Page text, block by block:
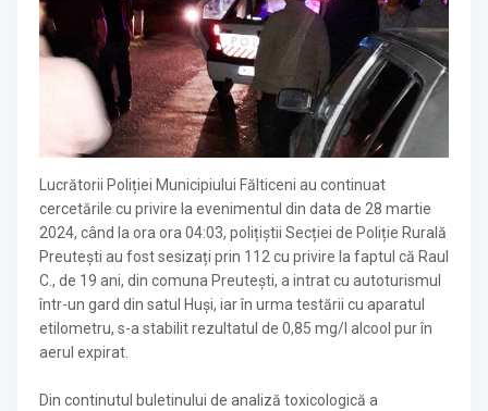
Lucrătorii Poliției Municipiului Fălticeni au continuat
cercetările cu privire la evenimentul din data de 28 martie
2024, când la ora ora 04:03, polițiștii Secției de Poliție Rurală
Preutești au fost sesizați prin 112 cu privire la faptul că Raul
C., de 19 ani, din comuna Preutești, a intrat cu autoturismul
într-un gard din satul Huși, iar în urma testării cu aparatul
etilometru, s-a stabilit rezultatul de 0,85 mg/l alcool pur în
aerul expirat.
Din continutul buletinului de analiză toxicologică a